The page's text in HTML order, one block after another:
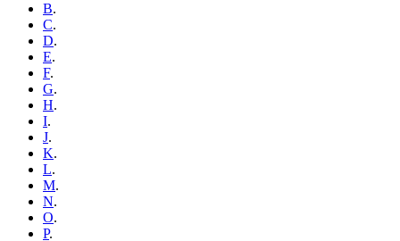
B.
C.
D.
E.
F.
G.
H.
I.
J.
K.
L.
M.
N.
O.
P.